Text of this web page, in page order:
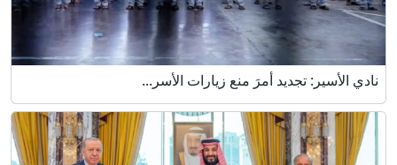
نادي الأسير: تجديد أمرَ منع زيارات الأسر...